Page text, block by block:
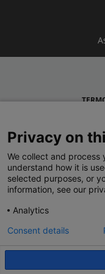
GRUPO
© 2020
Privacy on
We collect and
understand how it is
selected purposes, or
information, see our
Analytics
Consent details